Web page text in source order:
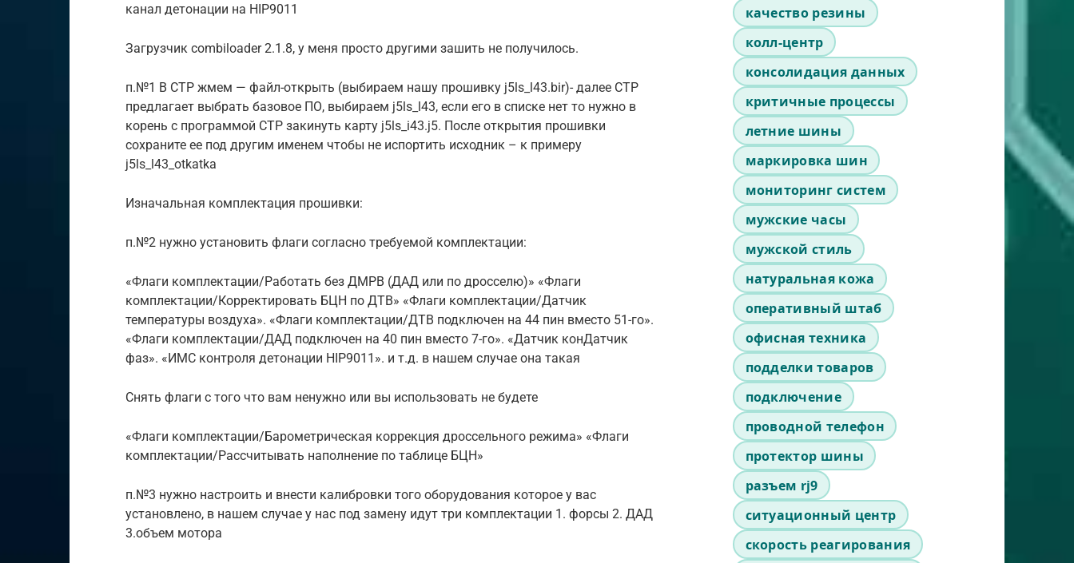
канал детонации на HIP9011
Загрузчик combiloader 2.1.8, у меня просто другими зашить не получилось.
п.№1 В СТР жмем — файл-открыть (выбираем нашу прошивку j5ls_l43.bir)- далее СТР
предлагает выбрать базовое ПО, выбираем j5ls_l43, если его в списке нет то нужно в
корень с программой СТР закинуть карту j5ls_i43.j5. После открытия прошивки
сохраните ее под другим именем чтобы не испортить исходник – к примеру
j5ls_l43_otkatka
Изначальная комплектация прошивки:
п.№2 нужно установить флаги согласно требуемой комплектации:
«Флаги комплектации/Работать без ДМРВ (ДАД или по дросселю)» «Флаги
комплектации/Корректировать БЦН по ДТВ» «Флаги комплектации/Датчик
температуры воздуха». «Флаги комплектации/ДТВ подключен на 44 пин вместо 51-го».
«Флаги комплектации/ДАД подключен на 40 пин вместо 7-го». «Датчик конДатчик
фаз». «ИМС контроля детонации HIP9011». и т.д. в нашем случае она такая
Снять флаги с того что вам ненужно или вы использовать не будете
«Флаги комплектации/Барометрическая коррекция дроссельного режима» «Флаги
комплектации/Рассчитывать наполнение по таблице БЦН»
п.№3 нужно настроить и внести калибровки того оборудования которое у вас
установлено, в нашем случае у нас под замену идут три комплектации 1. форсы 2. ДАД
3.объем мотора
качество резины
колл-центр
консолидация данных
критичные процессы
летние шины
маркировка шин
мониторинг систем
мужские часы
мужской стиль
натуральная кожа
оперативный штаб
офисная техника
подделки товаров
подключение
проводной телефон
протектор шины
разъем rj9
ситуационный центр
скорость реагирования